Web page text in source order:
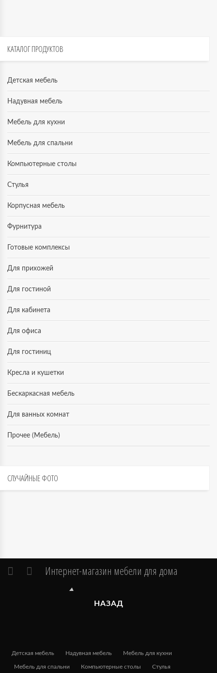
КАТАЛОГПРОДУКТОВ
Детская мебель
Надувная мебель
Мебель для кухни
Мебель для спальни
Компьютерные столы
Стулья
Корпусная мебель
Фурнитура
Готовые комплексы
Для прихожей
Для гостиной
Для кабинета
Для офиса
Для гостиниц
Кресла и кушетки
Бескаркасная мебель
Для ванных комнат
Прочее (Мебель)
СЛУЧАЙНЫЕФОТО
Интернет-магазин мебели для дома
НАЗАД
Детская мебель Надувная мебель Мебель для кухни
Мебель для спальни Компьютерные столы Стулья